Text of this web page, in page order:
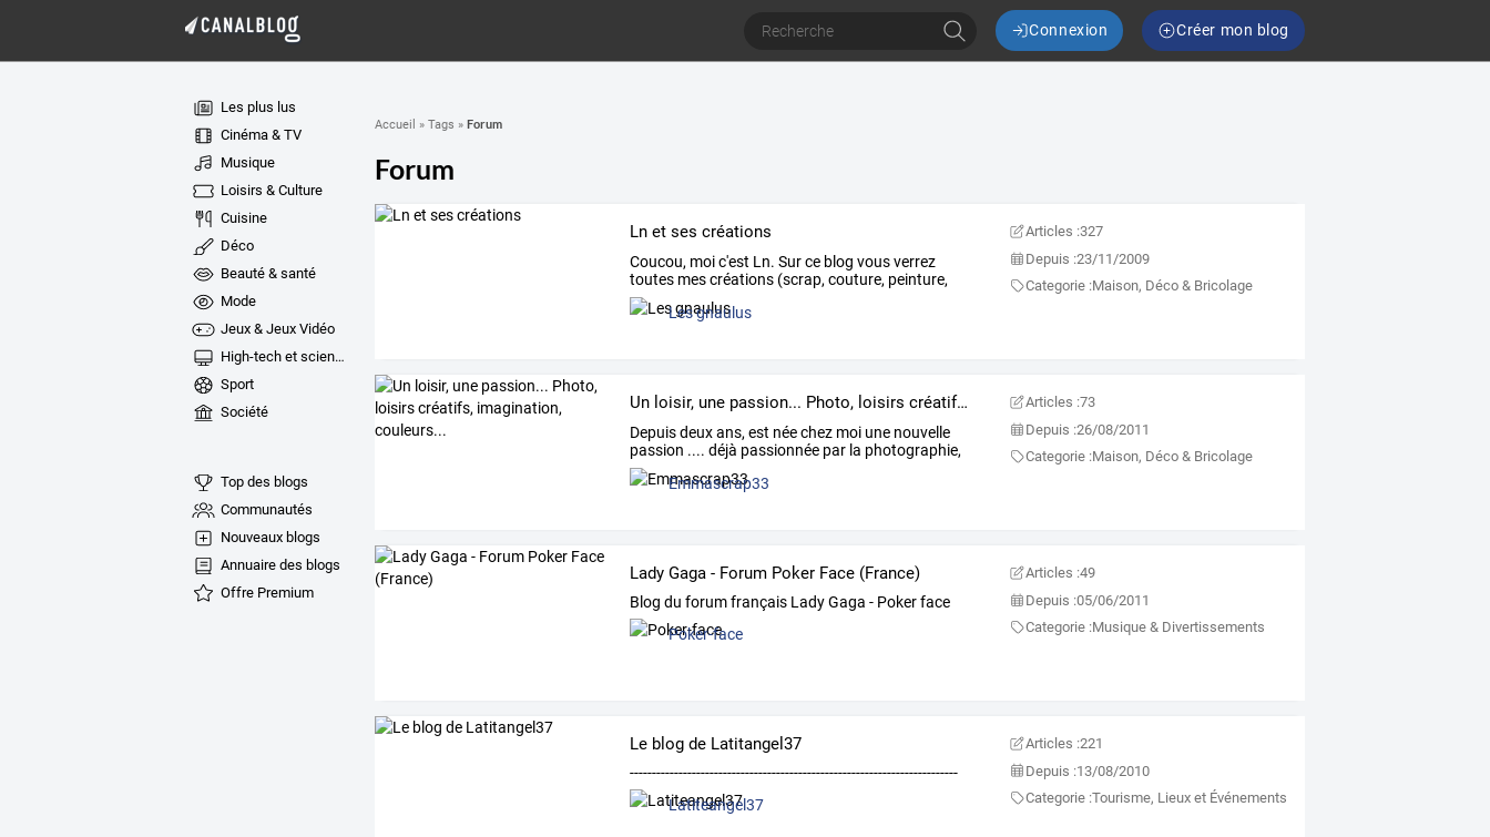
Connexion Créer mon blog
Les plus lus
Cinéma & TV
Musique
Loisirs & Culture
Cuisine
Déco
Beauté & santé
Mode
Jeux & Jeux Vidéo
High-tech et sciences
Sport
Société
Top des blogs
Communautés
Nouveaux blogs
Annuaire des blogs
Offre Premium
Accueil » Tags » Forum
Forum
Ln et ses créations
Coucou, moic'est Ln. Surce blog vousverrez
toutes mescréations (scrap, couture, peinture,
bricolages
Les gnaulus
Articles :327
Depuis :23/11/2009
Categorie :Maison, Déco & Bricolage
Un loisir, une passion... Photo, loisirs créatifs, imagination, couleurs...
Depuisdeuxans, est néechez moi une nouvelle
passion .... déjà passionnée par la photographie,
…
Emmascrap33
Articles :73
Depuis :26/08/2011
Categorie :Maison, Déco & Bricolage
Lady Gaga - Forum Poker Face (France)
Blog du forum français Lady Gaga - Poker face
Poker-face
Articles :49
Depuis :05/06/2011
Categorie :Musique & Divertissements
Le blog de Latitangel37
--------------------------------------------------------------------------
Latiteangel37
Articles :221
Depuis :13/08/2010
Categorie :Tourisme, Lieux et Événements